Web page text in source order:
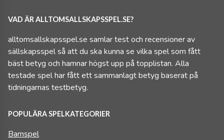
VAD ÄR ALLTOMSALLSKAPSSPEL.SE?
alltomsallskapsspel.se samlar test och recensioner av
sällskapsspel så att du ska kunna se vilka spel som fått
bäst betyg och hamnar högst upp på topplistan. Alla
testade spel har fått ett sammanlagt betyg baserat på
tidningarnas testbetyg.
POPULÄRA SPELKATEGORIER
Barnspel